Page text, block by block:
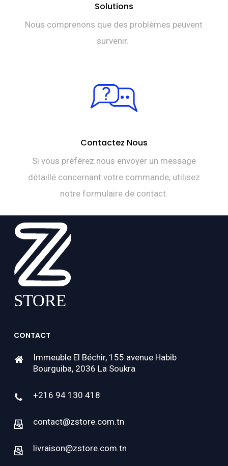
Solutions
Nous comprenons que des problèmes peuvent
survenir.
Contactez Nous
Si vous préférez nous envoyer un message
détaillé concernant votre commande, utilisez
notre formulaire de contact.
CONTACT
Immeuble El Béchir, 155 avenue Habib
Bourguiba, 2036 La Soukra
+216 94 130 418
contact@zstore.com.tn
livraison@zstore.com.tn